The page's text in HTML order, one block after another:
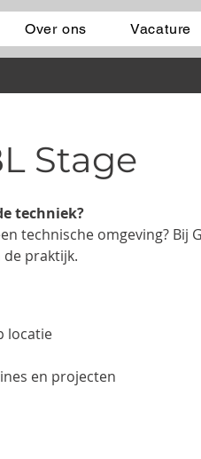
Over ons Vacature
Stage
techniek?
technische omgeving? Bij
praktijk.
locatie
en projecten